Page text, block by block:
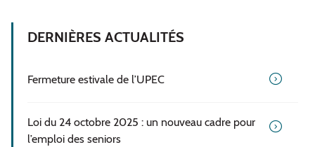
DERNIÈRES ACTUALITÉS
Fermeture estivale de l’UPEC
Loi du 24 octobre 2025 : un nouveau cadre pour
l’emploi des seniors